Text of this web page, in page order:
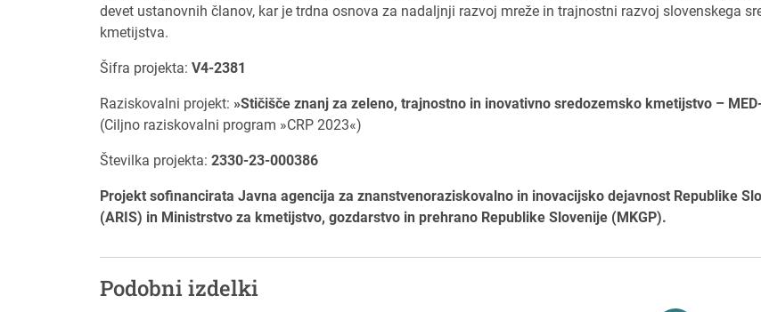
devet ustanovnih članov, kar je trdna osnova za nadaljnji razvoj mreže in trajnostni razvoj slovenskega
kmetijstva.
Šifra projekta: V4-2381
Raziskovalni projekt: »Stičišče znanj za zeleno, trajnostno in inovativno sredozemsko kmetijstvo –
(Ciljno raziskovalni program »CRP 2023«)
Številka projekta: 2330-23-000386
Projekt sofinancirata Javna agencija za znanstvenoraziskovalno in inovacijsko dejavnost Republike
(ARIS) in Ministrstvo za kmetijstvo, gozdarstvo in prehrano Republike Slovenije (MKGP).
Podobni izdelki